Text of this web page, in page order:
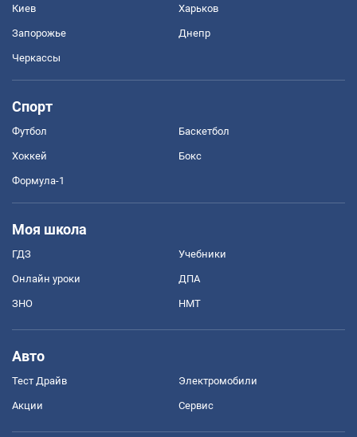
Киев Харьков
Запорожье Днепр
Черкассы
Спорт
Футбол Баскетбол
Хоккей Бокс
Формула-1
Моя школа
ГДЗ Учебники
Онлайн уроки ДПА
ЗНО НМТ
Авто
Тест Драйв Электромобили
Акции Сервис